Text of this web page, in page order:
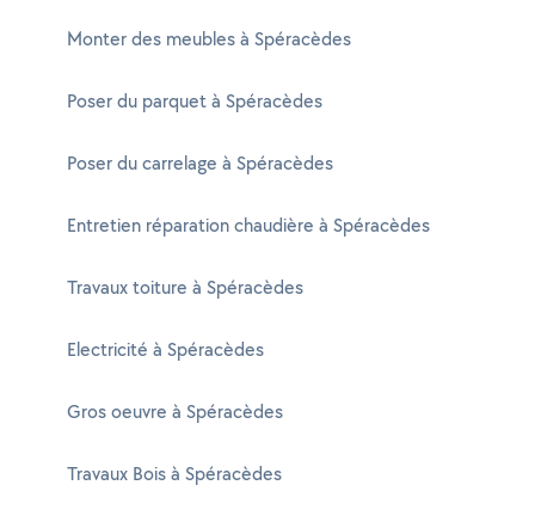
Monter des meubles à Spéracèdes
Poser du parquet à Spéracèdes
Poser du carrelage à Spéracèdes
Entretien réparation chaudière à Spéracèdes
Travaux toiture à Spéracèdes
Electricité à Spéracèdes
Gros oeuvre à Spéracèdes
Travaux Bois à Spéracèdes